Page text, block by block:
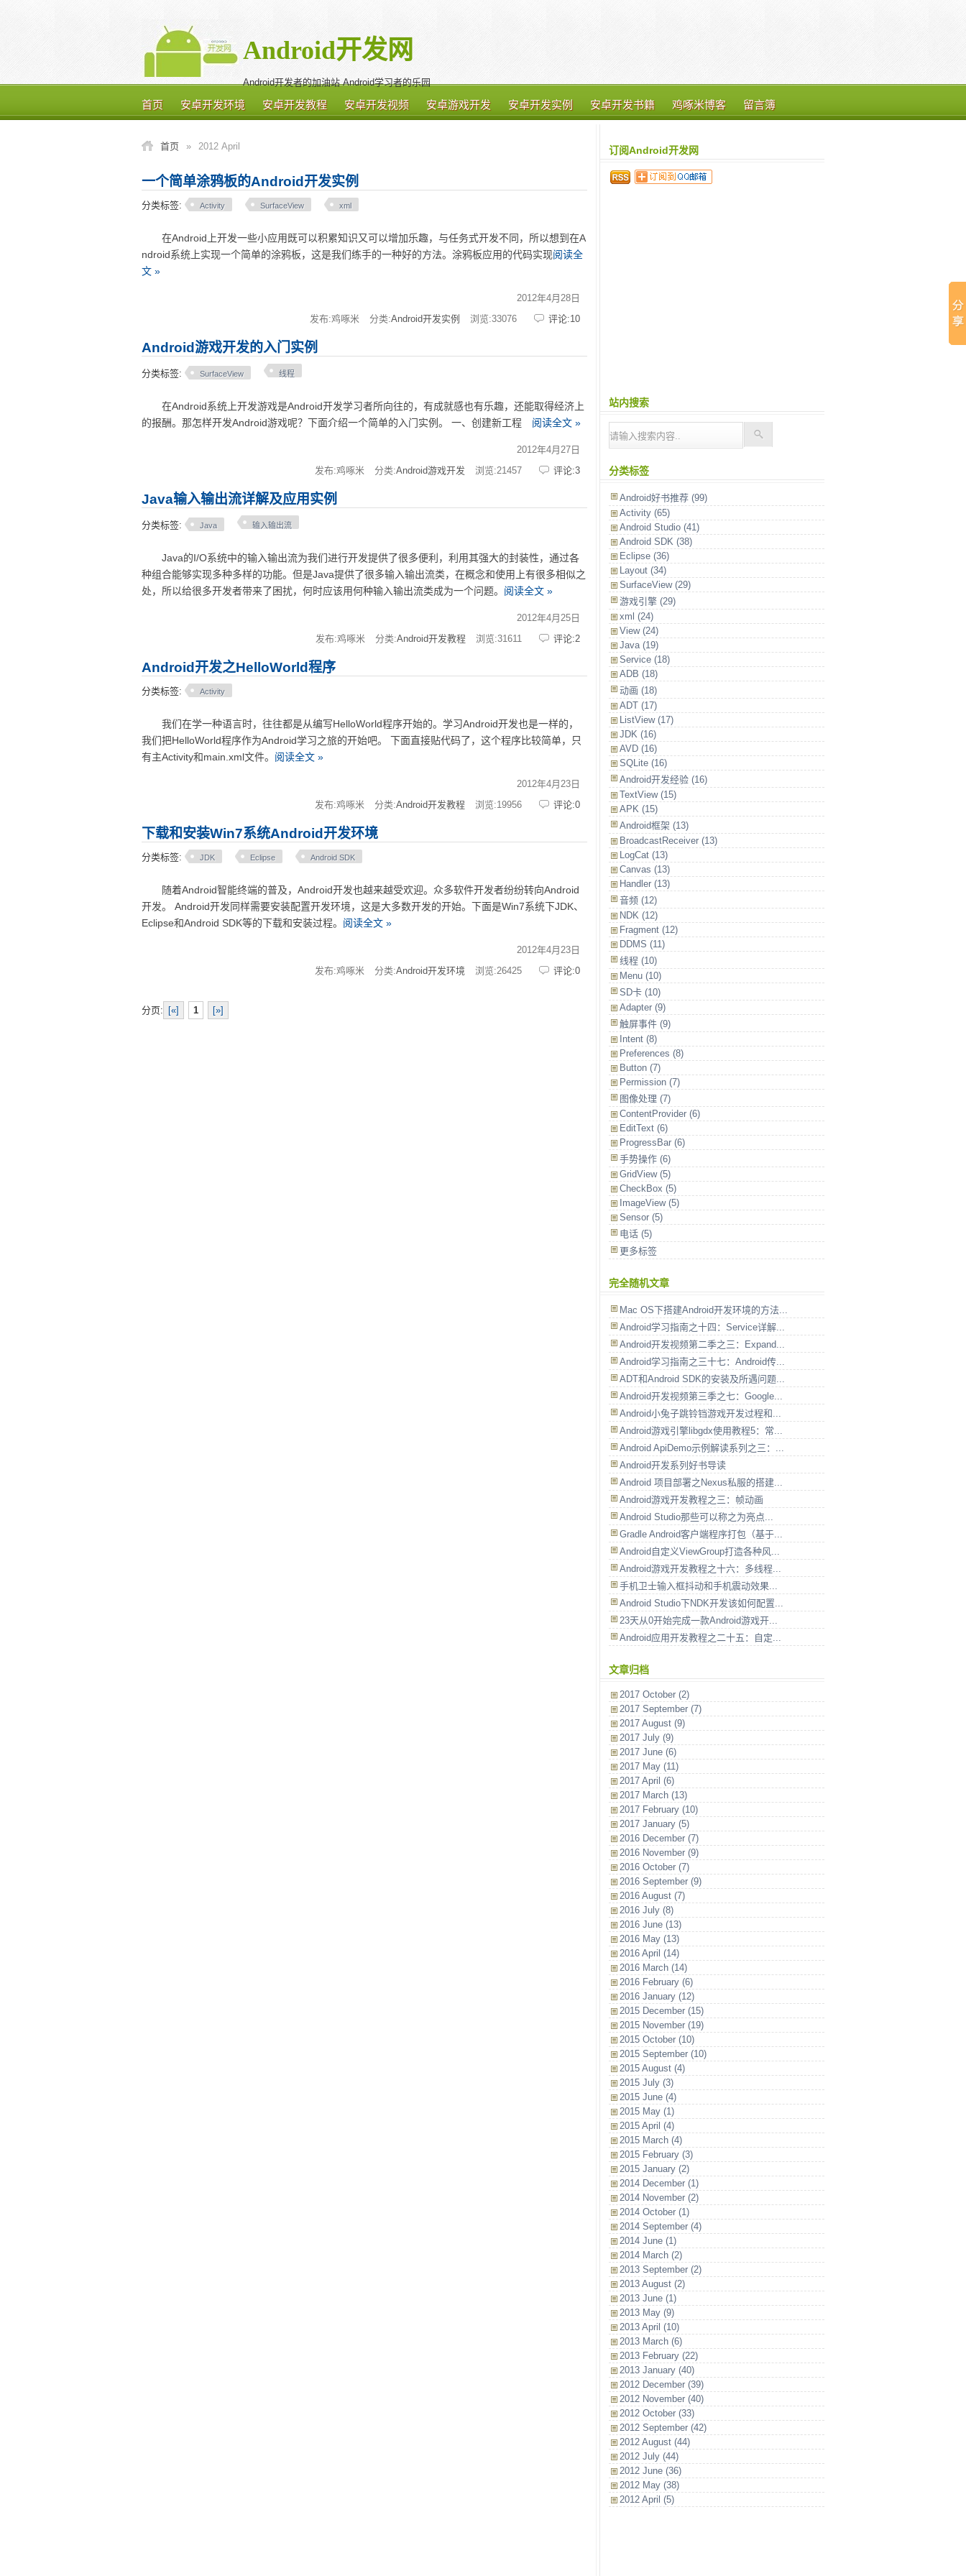
Android开发网
Android开发者的加油站 Android学习者的乐园
首页 安卓开发环境 安卓开发教程 安卓开发视频 安卓游戏开发 安卓开发实例 安卓开发书籍 鸡啄米博客 留言簿
首页 » 2012 April
一个简单涂鸦板的Android开发实例
分类标签: Activity SurfaceView xml
在Android上开发一些小应用既可以积累知识又可以增加乐趣，与任务式开发不同，所以想到在A
ndroid系统上实现一个简单的涂鸦板，这是我们练手的一种好的方法。涂鸦板应用的代码实现阅读全
文 »
2012年4月28日
发布:鸡啄米
分类:Android开发实例 浏览:33076 评论:10
Android游戏开发的入门实例
分类标签: SurfaceView 线程
在Android系统上开发游戏是Android开发学习者所向往的，有成就感也有乐趣，还能取得经济上
的报酬。那怎样开发Android游戏呢？下面介绍一个简单的入门实例。 一、创建新工程 阅读全文 »
2012年4月27日
发布:鸡啄米
分类:Android游戏开发 浏览:21457 评论:3
Java输入输出流详解及应用实例
分类标签: Java 输入输出流
Java的I/O系统中的输入输出流为我们进行开发提供了很多便利，利用其强大的封装性，通过各
种组合能够实现多种多样的功能。但是Java提供了很多输入输出流类，在概念和使用上有很多相似之
处，所以给很多开发者带来了困扰，何时应该用何种输入输出流类成为一个问题。 阅读全文 »
2012年4月25日
发布:鸡啄米
分类:Android开发教程 浏览:31611 评论:2
Android开发之HelloWorld程序
分类标签: Activity
我们在学一种语言时，往往都是从编写HelloWorld程序开始的。学习Android开发也是一样的，
我们把HelloWorld程序作为Android学习之旅的开始吧。 下面直接贴代码了，这个程序比较简单，只
有主Activity和main.xml文件。 阅读全文 »
2012年4月23日
发布:鸡啄米
分类:Android开发教程 浏览:19956 评论:0
下载和安装Win7系统Android开发环境
分类标签: JDK Eclipse Android SDK
随着Android智能终端的普及，Android开发也越来越受欢迎。众多软件开发者纷纷转向Android
开发。 Android开发同样需要安装配置开发环境，这是大多数开发的开始。下面是Win7系统下JDK、
Eclipse和Android SDK等的下载和安装过程。 阅读全文 »
2012年4月23日
发布:鸡啄米
分类:Android开发环境 浏览:26425 评论:0
分页: [«] 1 [»]
订阅Android开发网
站内搜索
分类标签
Android好书推荐 (99)
Activity (65)
Android Studio (41)
Android SDK (38)
Eclipse (36)
Layout (34)
SurfaceView (29)
游戏引擎 (29)
xml (24)
View (24)
Java (19)
Service (18)
ADB (18)
动画 (18)
ADT (17)
ListView (17)
JDK (16)
AVD (16)
SQLite (16)
Android开发经验 (16)
TextView (15)
APK (15)
Android框架 (13)
BroadcastReceiver (13)
LogCat (13)
Canvas (13)
Handler (13)
音频 (12)
NDK (12)
Fragment (12)
DDMS (11)
线程 (10)
Menu (10)
SD卡 (10)
Adapter (9)
触屏事件 (9)
Intent (8)
Preferences (8)
Button (7)
Permission (7)
图像处理 (7)
ContentProvider (6)
EditText (6)
ProgressBar (6)
手势操作 (6)
GridView (5)
CheckBox (5)
ImageView (5)
Sensor (5)
电话 (5)
更多标签
完全随机文章
Mac OS下搭建Android开发环境的方法...
Android学习指南之十四：Service详解...
Android开发视频第二季之三：Expand...
Android学习指南之三十七：Android传...
ADT和Android SDK的安装及所遇问题...
Android开发视频第三季之七：Google...
Android小兔子跳铃铛游戏开发过程和...
Android游戏引擎libgdx使用教程5：常...
Android ApiDemo示例解读系列之三：...
Android开发系列好书导读
Android 项目部署之Nexus私服的搭建...
Android游戏开发教程之三：帧动画
Android Studio那些可以称之为亮点...
Gradle Android客户端程序打包（基于...
Android自定义ViewGroup打造各种风...
Android游戏开发教程之十六：多线程...
手机卫士输入框抖动和手机震动效果...
Android Studio下NDK开发该如何配置...
23天从0开始完成一款Android游戏开...
Android应用开发教程之二十五：自定...
文章归档
2017 October (2)
2017 September (7)
2017 August (9)
2017 July (9)
2017 June (6)
2017 May (11)
2017 April (6)
2017 March (13)
2017 February (10)
2017 January (5)
2016 December (7)
2016 November (9)
2016 October (7)
2016 September (9)
2016 August (7)
2016 July (8)
2016 June (13)
2016 May (13)
2016 April (14)
2016 March (14)
2016 February (6)
2016 January (12)
2015 December (15)
2015 November (19)
2015 October (10)
2015 September (10)
2015 August (4)
2015 July (3)
2015 June (4)
2015 May (1)
2015 April (4)
2015 March (4)
2015 February (3)
2015 January (2)
2014 December (1)
2014 November (2)
2014 October (1)
2014 September (4)
2014 June (1)
2014 March (2)
2013 September (2)
2013 August (2)
2013 June (1)
2013 May (9)
2013 April (10)
2013 March (6)
2013 February (22)
2013 January (40)
2012 December (39)
2012 November (40)
2012 October (33)
2012 September (42)
2012 August (44)
2012 July (44)
2012 June (36)
2012 May (38)
2012 April (5)